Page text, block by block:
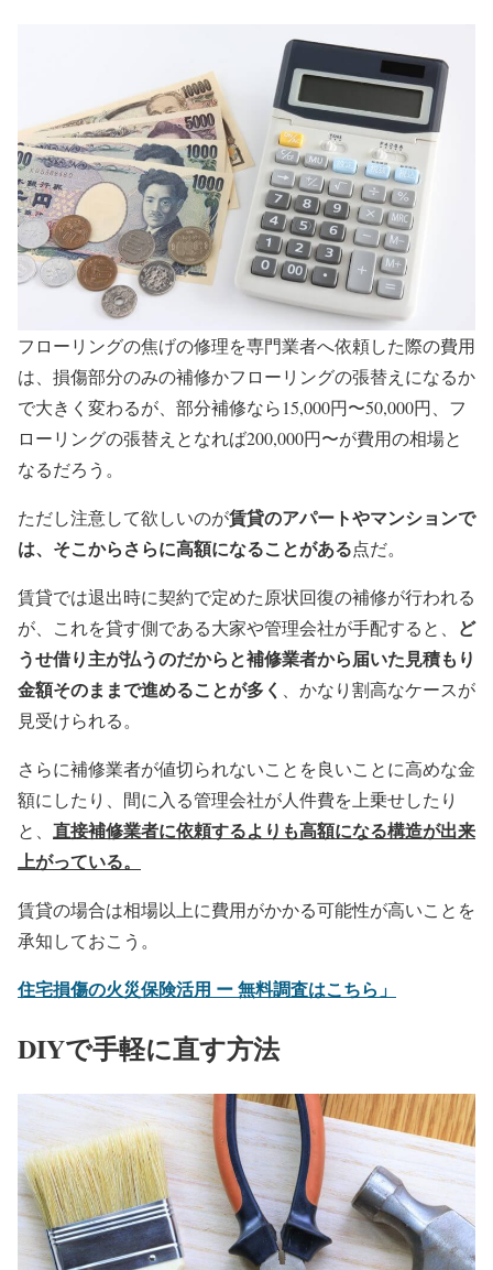
フローリングの焦げの修理を専門業者へ依頼した際の費用
は、損傷部分のみの補修かフローリングの張替えになるか
で大きく変わるが、部分補修なら15,000円〜50,000円、フ
ローリングの張替えとなれば200,000円〜が費用の相場と
なるだろう。
ただし注意して欲しいのが賃貸のアパートやマンションで
は、そこからさらに高額になることがある点だ。
賃貸では退出時に契約で定めた原状回復の補修が行われる
が、これを貸す側である大家や管理会社が手配すると、 ど
うせ借り主が払うのだからと補修業者から届いた見積もり
金額そのままで進めることが多く
、かなり割高なケースが
見受けられる。
さらに補修業者が値切られないことを良いことに高めな金
額にしたり、間に入る管理会社が人件費を上乗せしたり
と、 直接補修業者に依頼するよりも高額になる構造が出来
上がっている。
賃貸の場合は相場以上に費用がかかる可能性が高いことを
承知しておこう。
住宅損傷の火災保険活用 ー 無料調査はこちら」
DIYで手軽に直す方法